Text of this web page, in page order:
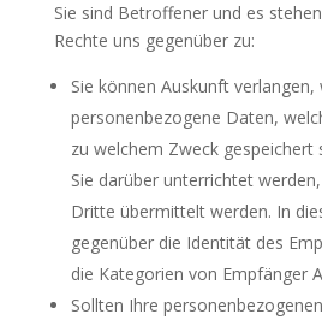
Sie sind Betroffener und es
Rechte uns gegenüber zu:
Sie können Auskunft verlangen,
personenbezogene Daten,
zu welchem Zweck gespeichert
Sie darüber unterrichtet
Dritte übermittelt werden. In
gegenüber die Identität des
die Kategorien von Empfänger
Sollten Ihre